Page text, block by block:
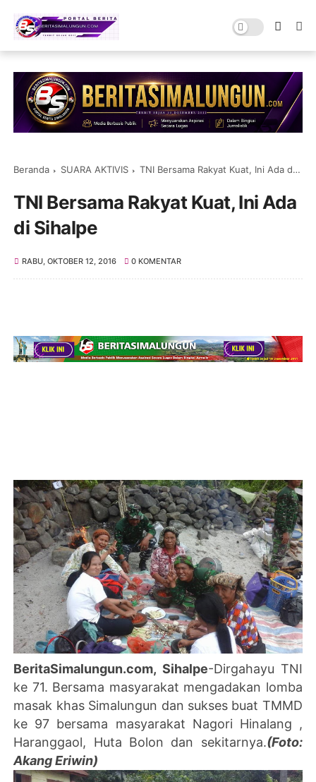
Beranda SUARA AKTIVIS TNI Bersama Rakyat Kuat, Ini Ada di Sihalpe
TNI Bersama Rakyat Kuat, Ini Ada
di Sihalpe
RABU, OKTOBER 12, 2016 0 KOMENTAR
BeritaSimalungun.com, Sihalpe-Dirgahayu TNI
ke 71. Bersama masyarakat mengadakan lomba
masak khas Simalungun dan sukses buat TMMD
ke 97 bersama masyarakat Nagori Hinalang ,
Haranggaol, Huta Bolon dan sekitarnya.(Foto:
Akang Eriwin)